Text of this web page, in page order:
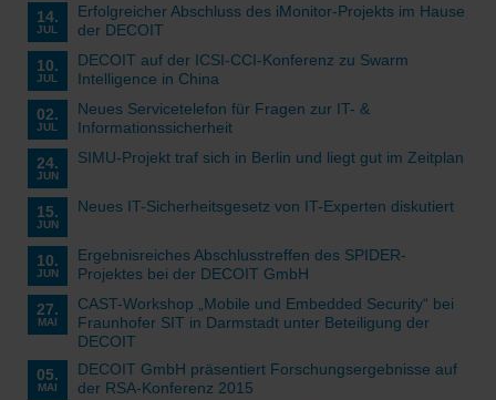
14.
JUL
Erfolgreicher Abschluss des iMonitor-Projekts im Hause
der DECOIT
10.
JUL
DECOIT auf der ICSI-CCI-Konferenz zu Swarm
Intelligence in China
02.
JUL
Neues Servicetelefon für Fragen zur IT- &
Informationssicherheit
24.
JUN
SIMU-Projekt traf sich in Berlin und liegt gut im Zeitplan
15.
JUN
Neues IT-Sicherheitsgesetz von IT-Experten diskutiert
10.
JUN
Ergebnisreiches Abschlusstreffen des SPIDER-
Projektes bei der DECOIT GmbH
27.
MAI
CAST-Workshop „Mobile und Embedded Security“ bei
Fraunhofer SIT in Darmstadt unter Beteiligung der
DECOIT
05.
MAI
DECOIT GmbH präsentiert Forschungsergebnisse auf
der RSA-Konferenz 2015